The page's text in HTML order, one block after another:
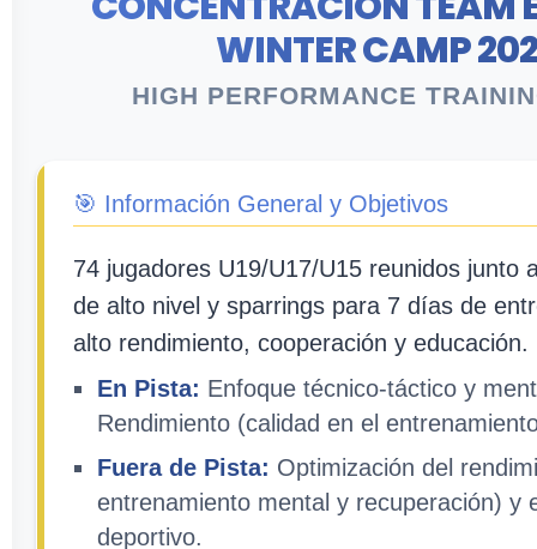
WINTER CAMP
HIGH PERFORMANCE
🎯 Información General y Objetivos
74 jugadores U19/U17/U15 reunidos junto
de alto nivel y sparrings para 7 días de
alto rendimiento, cooperación y educación.
En Pista: Enfoque técnico-táctico y
Rendimiento (calidad en el
Fuera de Pista: Optimización del
entrenamiento mental y recuperación) y
deportivo.